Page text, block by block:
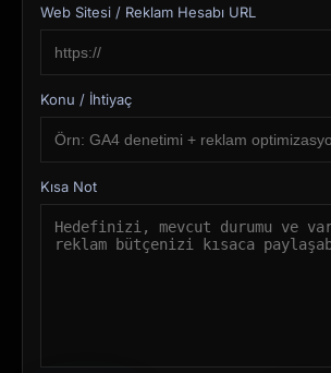
Web Sitesi / Reklam Hesabı URL
Konu / İhtiyaç
Kısa Not